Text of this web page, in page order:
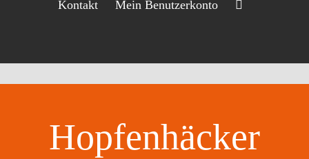
Kontakt Mein Benutzerkonto
Hopfenhäcker